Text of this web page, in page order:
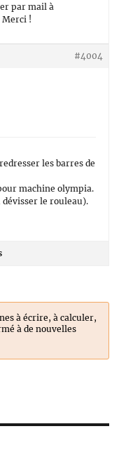
par mail à
Merci !
#4004
les barres de
machine olympia.
le rouleau).
à écrire, à calculer,
à de nouvelles